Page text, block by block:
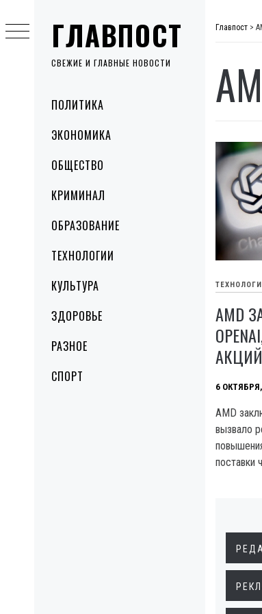
ГЛАВПОСТ
СВЕЖИЕ И ГЛАВНЫЕ НОВОСТИ
MenuПОЛИТИКА
ЭКОНОМИКА
ОБЩЕСТВО
КРИМИНАЛ
ОБРАЗОВАНИЕ
ТЕХНОЛОГИИ
КУЛЬТУРА
ЗДОРОВЬЕ
РАЗНОЕ
СПОРТ
to
content
Главпост >
AMD
6
AMD
вызвало
поставки